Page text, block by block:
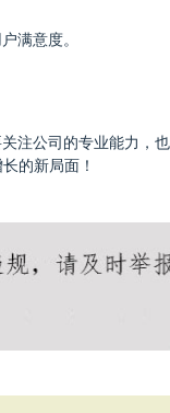
满意度。
注公司的专业能力，
的新局面！